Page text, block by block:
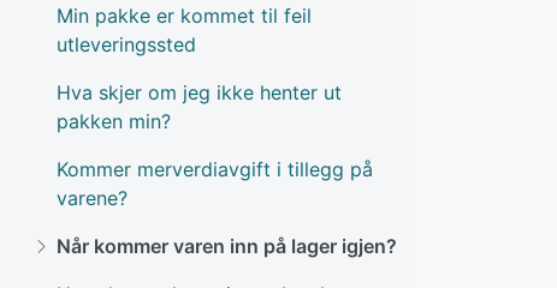
Min pakke er kommet til feil
utleveringssted
Hva skjer om jeg ikke henter ut
pakken min?
Kommer merverdiavgift i tillegg på
varene?
Når kommer varen inn på lager igjen?